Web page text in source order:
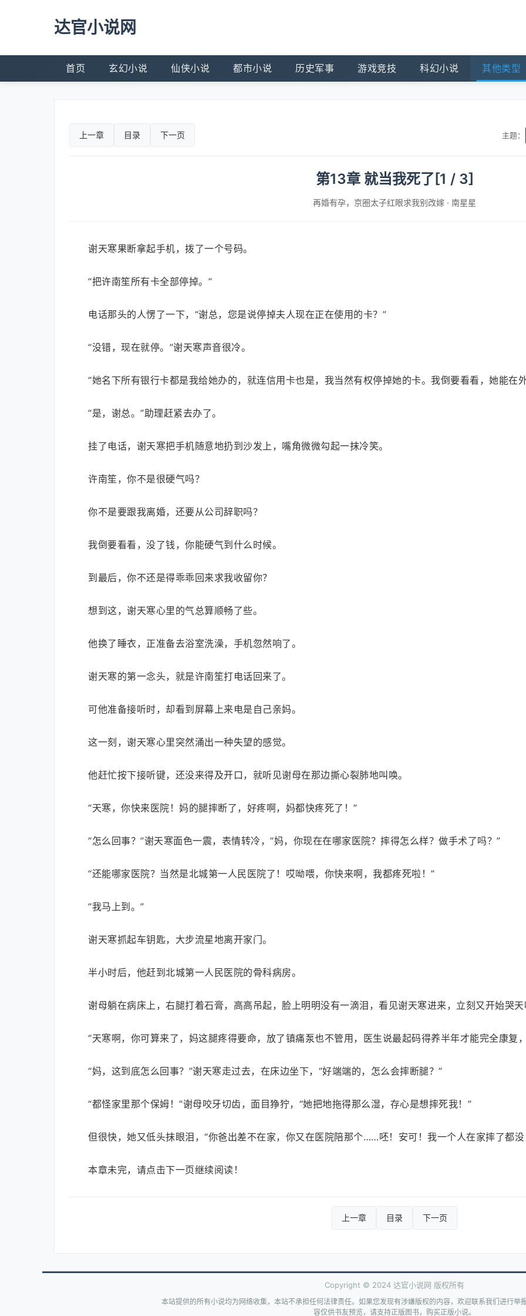
达官小说网
首页 玄幻小说 仙侠小说 都市小说 历史军事 游戏竞技 科幻小说 其他类型
上一章 目录 下一页 主题：
第13章 就当我死了[1 / 3]
再婚有孕，京圈太子红眼求我别改嫁 · 南星星
谢天寒果断拿起手机，拨了一个号码。
“把许南笙所有卡全部停掉。”
电话那头的人愣了一下，“谢总，您是说停掉夫人现在正在使用的卡？”
“没错，现在就停。”谢天寒声音很冷。
“她名下所有银行卡都是我给她办的，就连信用卡也是，我当然有权停掉她的卡。我倒要看看，她能在
“是，谢总。”助理赶紧去办了。
挂了电话，谢天寒把手机随意地扔到沙发上，嘴角微微勾起一抹冷笑。
许南笙，你不是很硬气吗？
你不是要跟我离婚，还要从公司辞职吗？
我倒要看看，没了钱，你能硬气到什么时候。
到最后，你不还是得乖乖回来求我收留你？
想到这，谢天寒心里的气总算顺畅了些。
他换了睡衣，正准备去浴室洗澡，手机忽然响了。
谢天寒的第一念头，就是许南笙打电话回来了。
可他准备接听时，却看到屏幕上来电是自己亲妈。
这一刻，谢天寒心里突然涌出一种失望的感觉。
他赶忙按下接听键，还没来得及开口，就听见谢母在那边撕心裂肺地叫唤。
“天寒，你快来医院！妈的腿摔断了，好疼啊，妈都快疼死了！”
“怎么回事？”谢天寒面色一震，表情转冷，“妈，你现在在哪家医院？摔得怎么样？做手术了吗？”
“还能哪家医院？当然是北城第一人民医院了！哎呦喂，你快来啊，我都疼死啦！”
“我马上到。”
谢天寒抓起车钥匙，大步流星地离开家门。
半小时后，他赶到北城第一人民医院的骨科病房。
谢母躺在病床上，右腿打着石膏，高高吊起，脸上明明没有一滴泪，看见谢天寒进来，立刻又开始哭
“天寒啊，你可算来了，妈这腿疼得要命，放了镇痛泵也不管用，医生说最起码得养半年才能完全康复
“妈，这到底怎么回事？”谢天寒走过去，在床边坐下，“好端端的，怎么会摔断腿？”
“都怪家里那个保姆！”谢母咬牙切齿，面目狰狞，“她把地拖得那么湿，存心是想摔死我！”
但很快，她又低头抹眼泪，“你爸出差不在家，你又在医院陪那个……呸！安可！我一个人在家摔了都没
本章未完，请点击下一页继续阅读！
上一章 目录 下一页
Copyright © 2024 达官小说网 版权所有
本站提供的所有小说均为网络收集，本站不承担任何法律责任。如果您发现有涉嫌版权的内容，欢迎联系我们进行举
容仅供书友预览，请支持正版图书，购买正版小说。